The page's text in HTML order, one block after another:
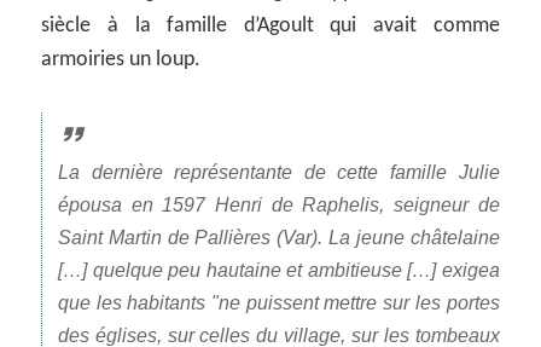
siècle à la famille d’Agoult qui avait comme
armoiries un loup.
La dernière représentante de cette famille Julie
épousa en 1597 Henri de Raphelis, seigneur de
Saint Martin de Pallières (Var). La jeune châtelaine
[…] quelque peu hautaine et ambitieuse […] exigea
que les habitants
ne puissent mettre sur les portes
des églises, sur celles du village, sur les tombeaux